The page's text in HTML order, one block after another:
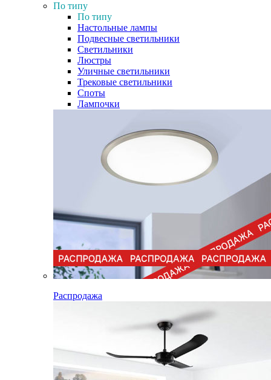
По типу
По типу
Настольные лампы
Подвесные светильники
Светильники
Люстры
Уличные светильники
Трековые светильники
Споты
Лампочки
Распродажа